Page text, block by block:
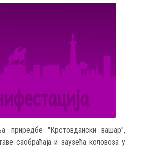
приредбе "Крстовдански вашар",
саобраћаја и заузећа коловоза у